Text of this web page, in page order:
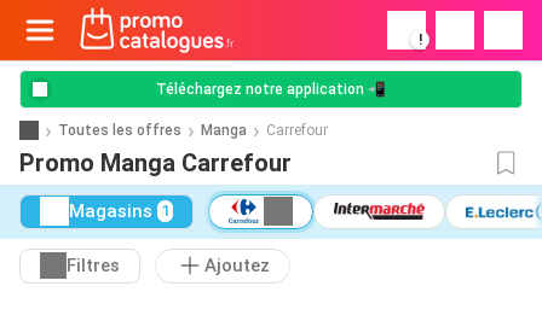
!
Téléchargez notre application 📲
Toutes les offres Manga Carrefour
Promo Manga Carrefour
Magasins 1
Filtres Ajoutez